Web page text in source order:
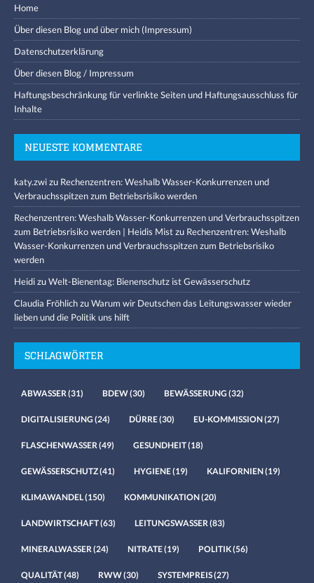
Home
Über diesen Blog und über mich (Impressum)
Datenschutzerklärung
Über diesen Blog / Impressum
Haftungsbeschränkung für verlinkte Seiten und Haftungsausschluss für
Inhalte
NEUESTE KOMMENTARE
katy.zwizu Rechenzentren: Weshalb Wasser-Konkurrenzen und
Verbrauchsspitzen zum Betriebsrisiko werden
Rechenzentren: Weshalb Wasser-Konkurrenzen und Verbrauchsspitzen
zum Betriebsrisiko werden | Heidis Mistzu Rechenzentren: Weshalb
Wasser-Konkurrenzen und Verbrauchsspitzen zum Betriebsrisiko
werden
HeidizuWelt-Bienentag: Bienenschutz ist Gewässerschutz
Claudia FröhlichzuWarum wir Deutschen das Leitungswasser wieder
lieben und die Politik uns hilft
SCHLAGWÖRTER
ABWASSER (31) BDEW(30) BEWÄSSERUNG (32)
DIGITALISIERUNG (24) DÜRRE(30) EU-KOMMISSION(27)
FLASCHENWASSER (49) GESUNDHEIT(18)
GEWÄSSERSCHUTZ(41) HYGIENE(19) KALIFORNIEN(19)
KLIMAWANDEL(150) KOMMUNIKATION(20)
LANDWIRTSCHAFT(63) LEITUNGSWASSER (83)
MINERALWASSER (24) NITRATE(19) POLITIK(56)
QUALITÄT(48) RWW(30) SYSTEMPREIS(27)